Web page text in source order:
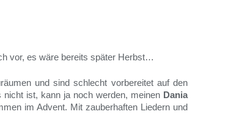
vor, es wäre bereits später Herbst…
und sind schlecht vorbereitet auf den
ist, kann ja noch werden, meinen Dania
im Advent. Mit zauberhaften Liedern und